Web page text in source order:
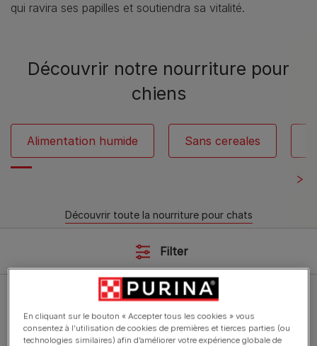
qui ravira ses papilles et soutiendra sa vitalité.
Découvrir notre nourriture pour
chiens
Alimentation humide Sans cereales
Découvrir toute la nourriture pour chats
Filter
En cliquant sur le bouton « Accepter tous les cookies » vous
consentez à l’utilisation de cookies de premières et tierces parties (ou
technologies similaires) afin d’améliorer votre expérience globale de